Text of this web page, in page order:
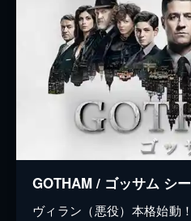
GOTHAM / ゴッサム シ
ヴィラン（悪役）本格始動